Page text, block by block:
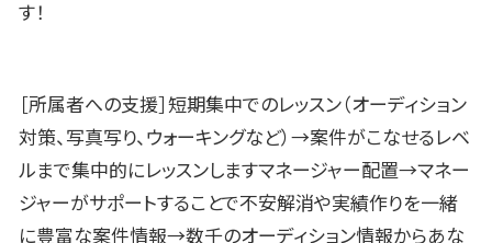
す！
［所属者への支援］短期集中でのレッスン（オーディション
対策、写真写り、ウォーキングなど）→案件がこなせるレベ
ルまで集中的にレッスンしますマネージャー配置→マネー
ジャーがサポートすることで不安解消や実績作りを一緒
に豊富な案件情報→数千のオーディション情報からあな